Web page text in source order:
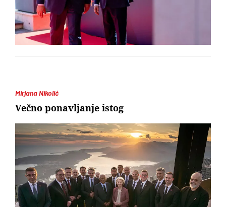
Mirjana Nikolić
Večno ponavljanje istog